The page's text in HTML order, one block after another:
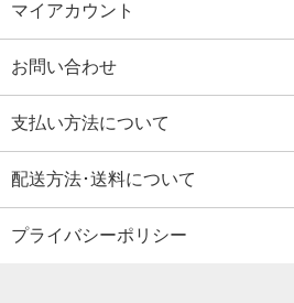
マイアカウント
お問い合わせ
支払い方法について
配送方法･送料について
プライバシーポリシー